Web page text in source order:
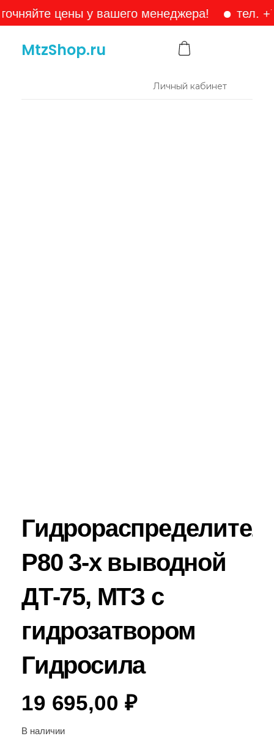
цены у вашего менеджера! тел. +7-
MtzShop.ru
Личный кабинет
Р80 3-х выводной
ДТ-75, МТЗ с
гидрозатвором
Гидросила
19 695,00₽
В наличии